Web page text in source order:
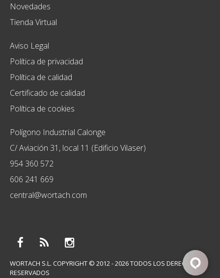
Novedades
Tienda Virtual
Aviso Legal
Política de privacidad
Política de calidad
Certificado de calidad
Política de cookies
Polígono Industrial Calonge
C/ Aviación 31, local 11 (Edificio Vilaser)
954 360 572
606 241 669
central@wortach.com
WORTACH S.L. COPYRIGHT © 2012 - 2026 TODOS LOS DERECHOS
RESERVADOS